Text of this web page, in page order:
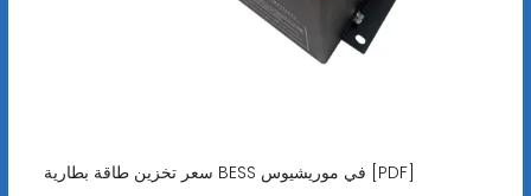
سعر تخزين طاقة بطارية BESS في موريشيوس [PDF]